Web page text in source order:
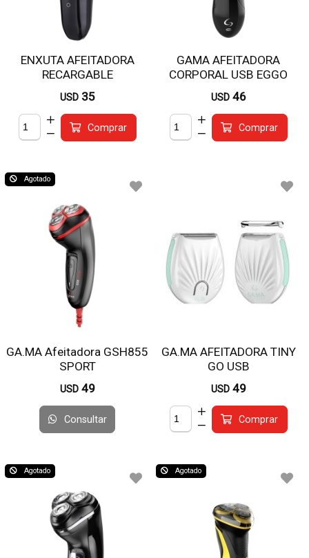
ENXUTA AFEITADORA
RECARGABLE
BCENXA4541N
USD 35
Comprar
GAMA AFEITADORA
CORPORAL USB EGGO
USD 46
Comprar
Agotado
GA.MA Afeitadora GSH855
SPORT
USD 49
Consultar
GA.MA AFEITADORA TINY
GO USB
USD 49
Comprar
Agotado Agotado